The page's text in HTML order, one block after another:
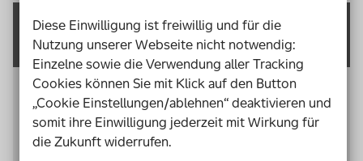
Partizipation
Der Kinder- und Jugendbericht kommt zu dem
Ergebnis, dass es einen Mangel an
Beteiligungsmöglichkeiten für nicht-lehrende
Berufsgruppen gibt. Gemeinsame partizipative
Diese Einwilligung ist freiwillig und für die
Nutzung unserer Webseite nicht notwendig:
Einzelne sowie die Verwendung aller Tracking
Cookies können Sie mit Klick auf den Button
„Cookie Einstellungen/ablehnen“ deaktivieren und
somit ihre Einwilligung jederzeit mit Wirkung für
die Zukunft widerrufen.